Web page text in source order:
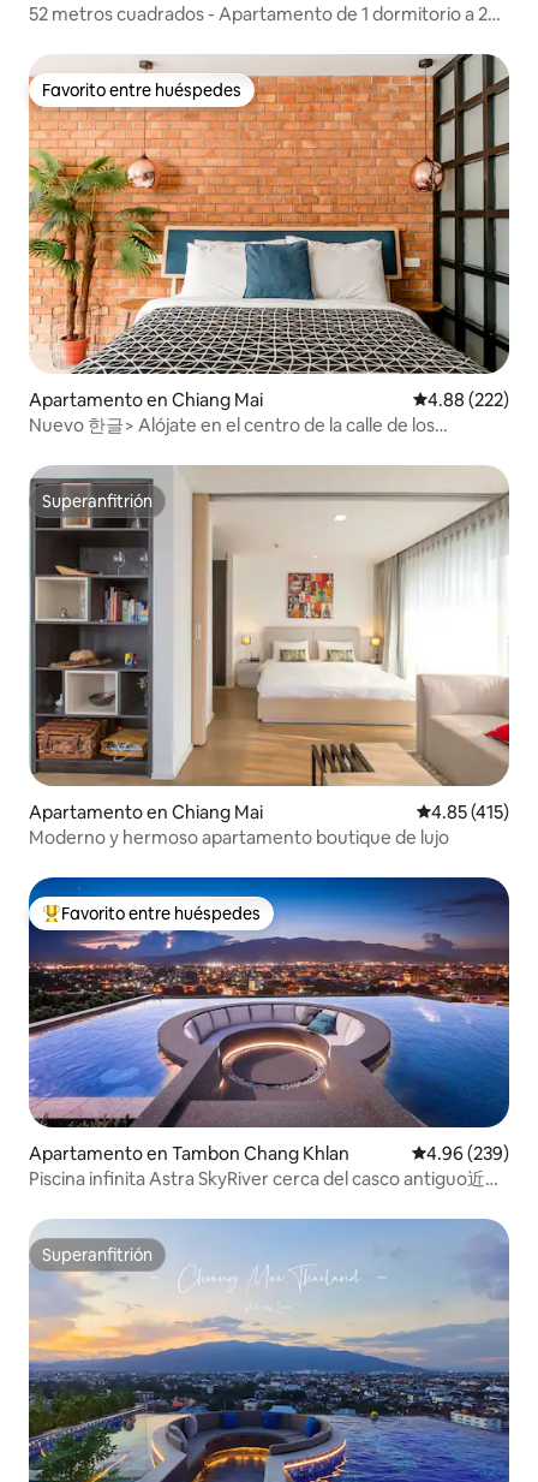
52 metros cuadrados - Apartamento de 1 dormitorio a 200
Favorito entre huéspedes
Favorito entre huéspedes
Apartamento en Chiang Mai Calificación
4.88 (222)
Nuevo 한글> Alójate en el centro de la calle de los
Superanfitrión
Superanfitrión
Apartamento en Chiang Mai Calificación
4.85 (415)
Moderno y hermoso apartamento boutique de lujo
Favorito entre huéspedes preferido
Favorito entre huéspedes
Apartamento en Tambon Chang Khlan Calificación
4.96 (239)
Piscina infinita Astra SkyRiver cerca del casco antiguo近古
Superanfitrión
Superanfitrión